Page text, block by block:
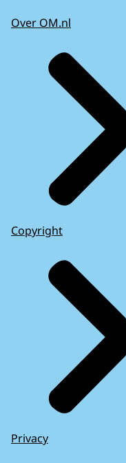
Over OM.nl
Copyright
Privacy